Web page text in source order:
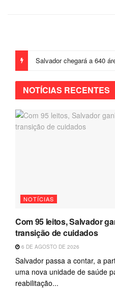
NOTÍCIAS RECENTES
NOTÍCIAS
Com 95 leitos, Salvador
transição de cuidados
6 DE AGOSTO DE 2026
Salvador passa a contar, a
uma nova unidade de saúde
reabilitação...